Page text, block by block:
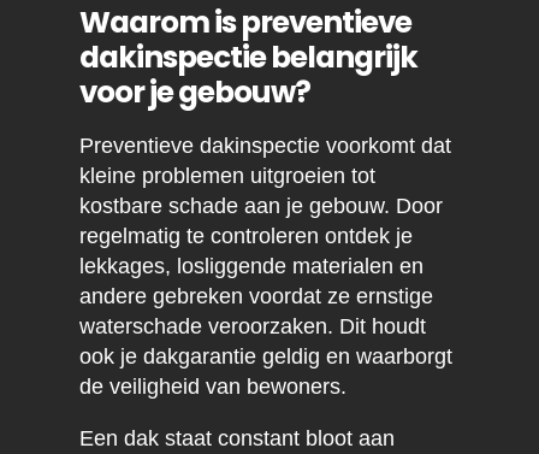
Waarom is preventieve
dakinspectie belangrijk
voor je gebouw?
Preventieve dakinspectie voorkomt dat
kleine problemen uitgroeien tot
kostbare schade aan je gebouw. Door
regelmatig te controleren ontdek je
lekkages, losliggende materialen en
andere gebreken voordat ze ernstige
waterschade veroorzaken. Dit houdt
ook je dakgarantie geldig en waarborgt
de veiligheid van bewoners.
Een dak staat constant bloot aan